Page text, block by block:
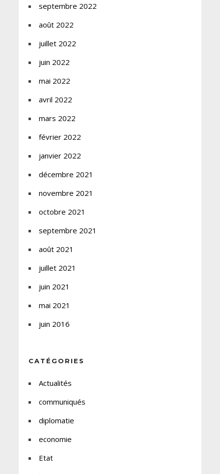
septembre 2022
août 2022
juillet 2022
juin 2022
mai 2022
avril 2022
mars 2022
février 2022
janvier 2022
décembre 2021
novembre 2021
octobre 2021
septembre 2021
août 2021
juillet 2021
juin 2021
mai 2021
juin 2016
CATÉGORIES
Actualités
communiqués
diplomatie
economie
Etat